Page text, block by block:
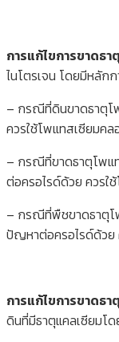
การแก้ไขการขาดธ
ไนโตรเจน โดยมีหลัก
– กรณีที่ดินขาดธาตุโ
ควรใช้โพแทสเซียมค
– กรณีที่ขาดธาตุโพแ
ต่อครอไรด์ด้วย ควรใ
– กรณีที่พืชขาดธาตุโ
ปัญหาต่อครอไรด์ด้วย
การแก้ไขการขาดธ
ดินที่มีธาตุแคลเซียมโ